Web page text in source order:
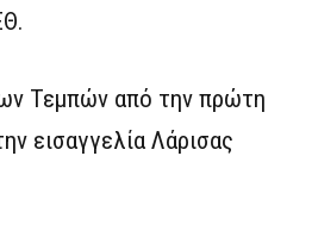
Τεμπών από την πρώτη
εισαγγελία Λάρισας